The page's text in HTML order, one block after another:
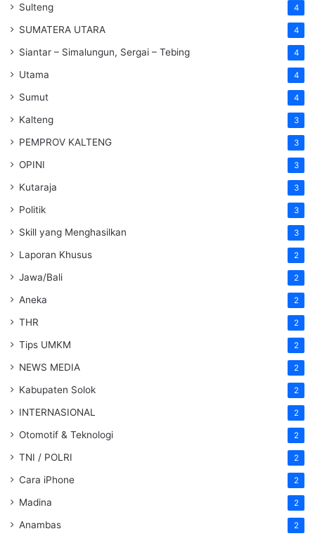
Sulteng 4
SUMATERA UTARA 4
Siantar – Simalungun, Sergai – Tebing 4
Utama 4
Sumut 4
Kalteng 3
PEMPROV KALTENG 3
OPINI 3
Kutaraja 3
Politik 3
Skill yang Menghasilkan 3
Laporan Khusus 2
Jawa/Bali 2
Aneka 2
THR 2
Tips UMKM 2
NEWS MEDIA 2
Kabupaten Solok 2
INTERNASIONAL 2
Otomotif & Teknologi 2
TNI / POLRI 2
Cara iPhone 2
Madina 2
Anambas 2